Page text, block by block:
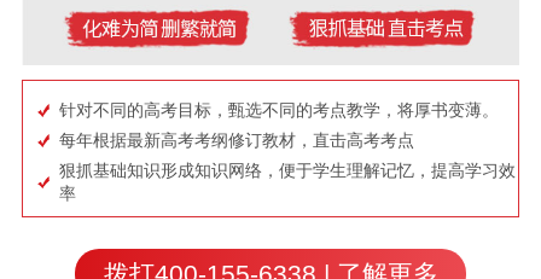
针对不同的高考目标，甄选不同的考点教学，将厚书变薄。
每年根据最新高考考纲修订教材，直击高考考点
狠抓基础知识形成知识网络，便于学生理解记忆，提高学习效
率